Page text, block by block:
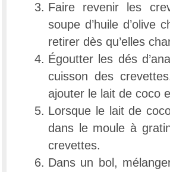
Faire revenir les
soupe d’huile
retirer dès qu’elles
Égoutter les dés
cuisson des
ajouter le lait de coco
Lorsque le lait de
dans le moule à
crevettes.
Dans un bol,